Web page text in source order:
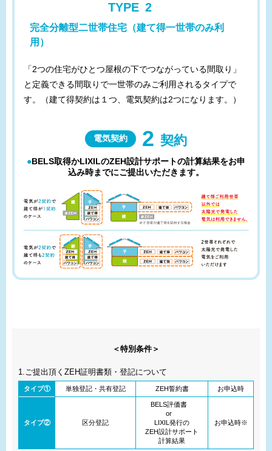
TYPE 2
完全分離型二世帯住宅（建て得一世帯のみ利
用）
「2つの住宅がひとつ屋根の下でつながっている間取り」
と定義できる間取りで一世帯のみご利用されるタイプで
す。（建て得契約は１つ、電気契約は2つになります。）
電気契約 2 契約
●BELS取得かLIXILのZEH設計サポートの計算結果をお申
込み時までにご提出いただきます。
＜特別条件＞
1.ご提出頂くZEH証明書類・登記について
タイプ① 単独登記・共有登記 ZEH誓約書 お申込時
タイプ② 区分登記
BELS評価書
or
LIXIL発行の
ZEH設計サポート
計算結果
お申込時※